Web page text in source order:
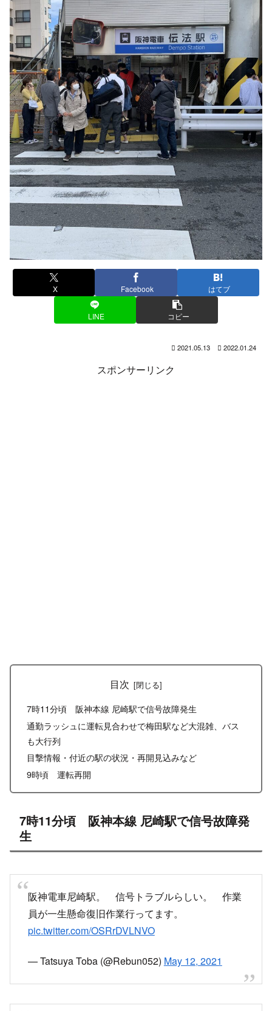
X Facebook はてブ
LINE コピー
2021.05.13 2022.01.24
スポンサーリンク
目次
7時11分頃 阪神本線 尼崎駅で信号故障発生
通勤ラッシュに運転見合わせで梅田駅など大混雑、バス
も大行列
目撃情報・付近の駅の状況・再開見込みなど
9時頃 運転再開
7時11分頃 阪神本線 尼崎駅で信号故障発
生
阪神電車尼崎駅。 信号トラブルらしい。 作業
員が一生懸命復旧作業行ってます。
pic.twitter.com/OSRrDVLNVO
— Tatsuya Toba (@Rebun052) May 12, 2021